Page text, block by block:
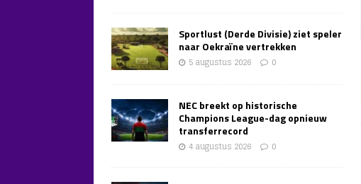
Sportlust (Derde Divisie) ziet speler
naar Oekraïne vertrekken
5 augustus 2026 0
NEC breekt op historische
Champions League-dag opnieuw
transferrecord
4 augustus 2026 0